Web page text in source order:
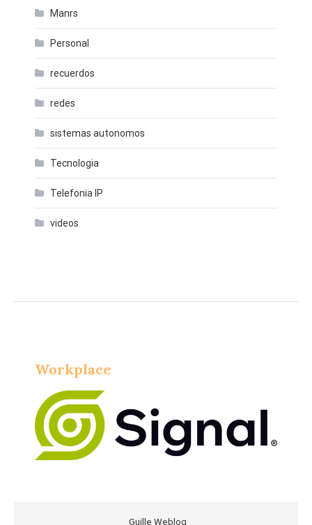
Manrs
Personal
recuerdos
redes
sistemas autonomos
Tecnologia
Telefonia IP
videos
Workplace
Guille Weblog